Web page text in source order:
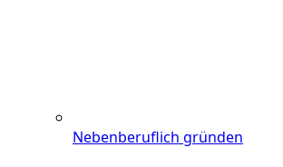
Nebenberuflich gründen